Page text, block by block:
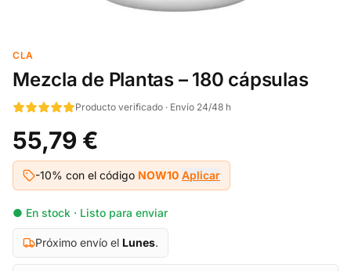
CLA
Mezcla de Plantas – 180 cápsulas
Producto verificado · Envío 24/48 h
55,79 €
-10% con el código NOW10 Aplicar
● En stock · Listo para enviar
Próximo envío el Lunes.